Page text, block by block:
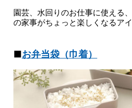
園芸、水回りのお仕事に使える
の家事がちょっと楽しくなるアイ
■お弁当袋（巾着）